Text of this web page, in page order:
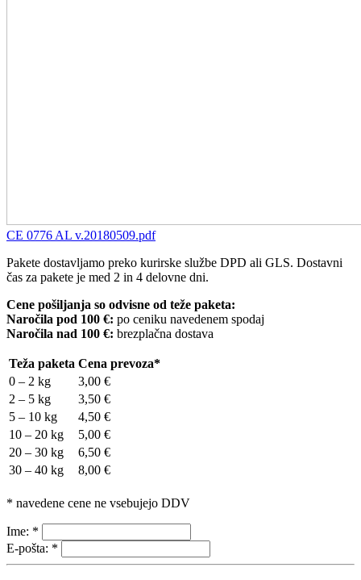
CE 0776 AL v.20180509.pdf
Pakete dostavljamo preko kurirske službe DPD ali GLS. Dostavni
čas za pakete je med 2 in 4 delovne dni.
Cene pošiljanja so odvisne od teže paketa:
Naročila pod 100 €: po ceniku navedenem spodaj
Naročila nad 100 €: brezplačna dostava
Teža paketa Cena prevoza*
0 – 2 kg
3,00 €
2 – 5 kg
3,50 €
5 – 10 kg
4,50 €
10 – 20 kg
5,00 €
20 – 30 kg
6,50 €
30 – 40 kg
8,00 €
* navedene cene ne vsebujejo DDV
Ime: *
E-pošta: *